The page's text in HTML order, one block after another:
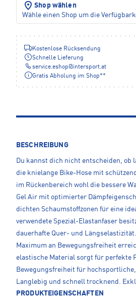
Shop wählen
Wähle einen Shop um die
Kostenlose Rücksendung
Schnelle Lieferung
service.eshop@intersport.at
Gratis Abholung im Shop**
BESCHREIBUNG
Du kannst dich nicht entscheiden, ob
die knielange Bike-Hose mit
im Rückenbereich wohl die bessere
Gel Air mit optimierter
dichten Schaumstoffzonen für eine
verwendete Spezial-Elastanfaser
dauerhafte Quer- und
Maximum an Bewegungsfreiheit
elastische Material sorgt für perfekte
Bewegungsfreiheit für
Langlebig und schnell trocknend.
PRODUKTEIGENSCHAFTEN